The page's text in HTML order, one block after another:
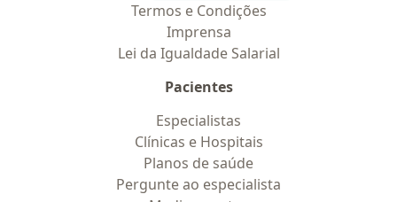
Termos e Condições
Imprensa
Lei da Igualdade Salarial
Pacientes
Especialistas
Clínicas e Hospitais
Planos de saúde
Pergunte ao especialista